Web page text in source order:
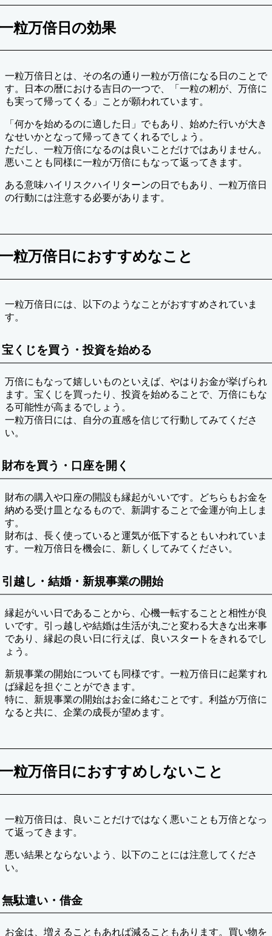
粒万倍日の効果
一粒万倍日とは、その名の通り一粒が万倍になる日のことで
す。日本の暦における吉日の一つで、「一粒の籾が、万倍に
も実って帰ってくる」ことが願われています。
「何かを始めるのに適した日」でもあり、始めた行いが大き
なせいかとなって帰ってきてくれるでしょう。
ただし、一粒万倍になるのは良いことだけではありません。
悪いことも同様に一粒が万倍にもなって返ってきます。
ある意味ハイリスクハイリターンの日でもあり、一粒万倍日
の行動には注意する必要があります。
粒万倍日におすすめなこと
一粒万倍日には、以下のようなことがおすすめされていま
す。
宝くじを買う・投資を始める
万倍にもなって嬉しいものといえば、やはりお金が挙げられ
ます。宝くじを買ったり、投資を始めることで、万倍にもな
る可能性が高まるでしょう。
一粒万倍日には、自分の直感を信じて行動してみてくださ
い。
財布を買う・口座を開く
財布の購入や口座の開設も縁起がいいです。どちらもお金を
納める受け皿となるもので、新調することで金運が向上しま
す。
財布は、長く使っていると運気が低下するともいわれていま
す。一粒万倍日を機会に、新しくしてみてください。
引越し・結婚・新規事業の開始
縁起がいい日であることから、心機一転することと相性が良
いです。引っ越しや結婚は生活が丸ごと変わる大きな出来事
であり、縁起の良い日に行えば、良いスタートをきれるでし
ょう。
新規事業の開始についても同様です。一粒万倍日に起業すれ
ば縁起を担ぐことができます。
特に、新規事業の開始はお金に絡むことです。利益が万倍に
なると共に、企業の成長が望めます。
粒万倍日におすすめしないこと
一粒万倍日は、良いことだけではなく悪いことも万倍となっ
て返ってきます。
悪い結果とならないよう、以下のことには注意してくださ
い。
無駄遣い・借金
お金は、増えることもあれば減ることもあります。買い物を